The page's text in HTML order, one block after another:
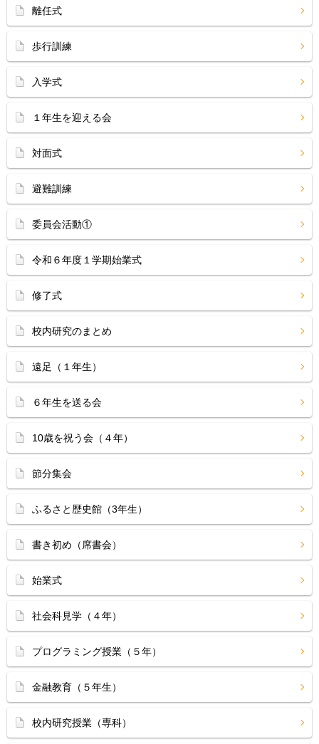
離任式
歩行訓練
入学式
１年生を迎える会
対面式
避難訓練
委員会活動①
令和６年度１学期始業式
修了式
校内研究のまとめ
遠足（１年生）
６年生を送る会
10歳を祝う会（４年）
節分集会
ふるさと歴史館（3年生）
書き初め（席書会）
始業式
社会科見学（４年）
プログラミング授業（５年）
金融教育（５年生）
校内研究授業（専科）